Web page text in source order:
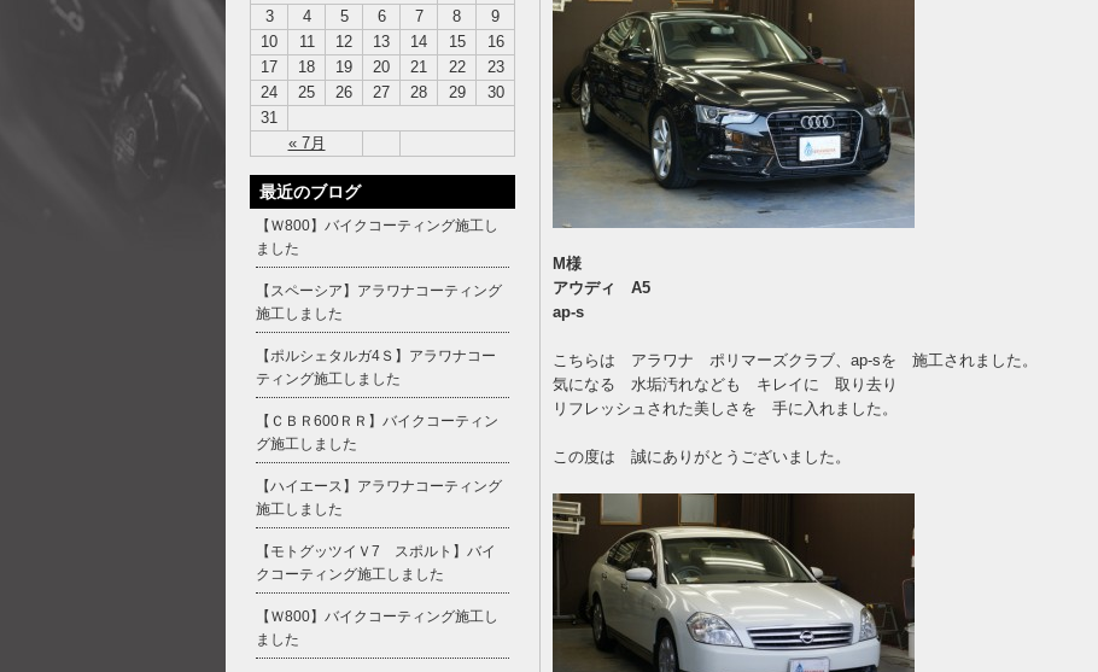
M様
アウディ A5
ap-s
こちらは アラワナ ポリマーズクラブ、ap-sを 施工されました。
気になる 水垢汚れなども キレイに 取り去り
リフレッシュされた美しさを 手に入れました。
この度は 誠にありがとうございました。
« 7月
3 4 5 6 7 8
9
10
11 12 13 14 15
16
17
18 19 20 21 22
23
24
25 26 27 28 29
30
31
最近のブログ
【Ｗ800】バイクコーティング施工し
ました
【スペーシア】アラワナコーティング
施工しました
【ポルシェタルガ4Ｓ】アラワナコー
ティング施工しました
【ＣＢＲ600ＲＲ】バイクコーティン
グ施工しました
【ハイエース】アラワナコーティング
施工しました
【モトグッツイＶ7 スポルト】バイ
クコーティング施工しました
【Ｗ800】バイクコーティング施工し
ました